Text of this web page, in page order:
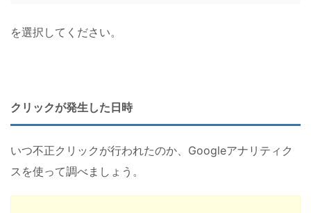
を選択してください。
クリックが発生した日時
いつ不正クリックが行われたのか、Googleアナリティク
スを使って調べましょう。